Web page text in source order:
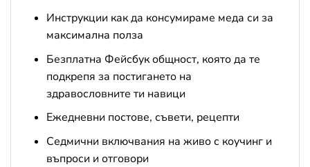
Инструкции как да консумираме меда си за
максимална полза
Безплатна Фейсбук общност, която да те
подкрепя за постигането на
здравословните ти навици
Ежедневни постове, съвети, рецепти
Седмични включвания на живо с коучинг и
въпроси и отговори